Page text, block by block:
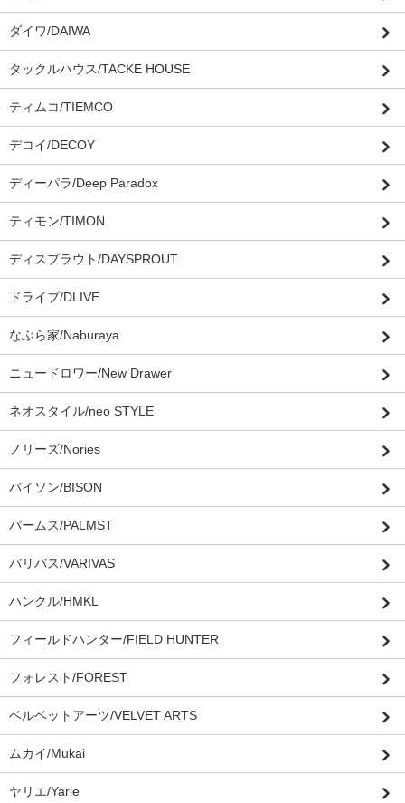
ダイワ/DAIWA
タックルハウス/TACKE HOUSE
ティムコ/TIEMCO
デコイ/DECOY
ディーパラ/Deep Paradox
ティモン/TIMON
ディスプラウト/DAYSPROUT
ドライブ/DLIVE
なぶら家/Naburaya
ニュードロワー/New Drawer
ネオスタイル/neo STYLE
ノリーズ/Nories
バイソン/BISON
パームス/PALMST
バリバス/VARIVAS
ハンクル/HMKL
フィールドハンター/FIELD HUNTER
フォレスト/FOREST
ベルベットアーツ/VELVET ARTS
ムカイ/Mukai
ヤリエ/Yarie